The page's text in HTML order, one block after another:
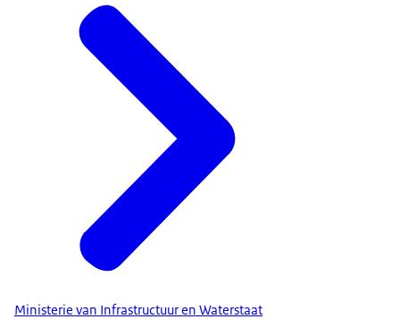
Ministerie van Infrastructuur en Waterstaat